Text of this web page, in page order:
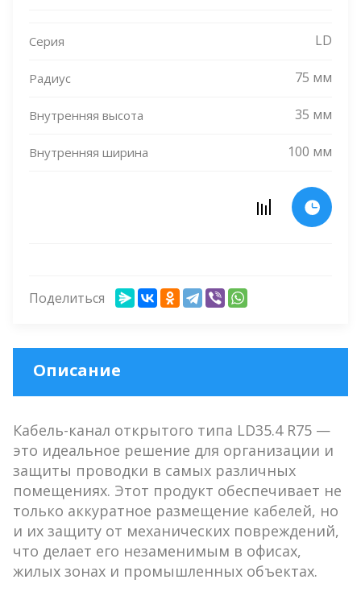
Серия LD
Радиус 75 мм
Внутренняя высота 35 мм
Внутренняя ширина 100 мм
Поделиться
Описание
Кабель-канал открытого типа LD35.4 R75 —
это идеальное решение для организации и
защиты проводки в самых различных
помещениях. Этот продукт обеспечивает не
только аккуратное размещение кабелей, но
и их защиту от механических повреждений,
что делает его незаменимым в офисах,
жилых зонах и промышленных объектах.